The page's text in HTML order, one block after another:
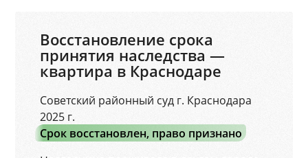
Восстановление срока
принятия наследства —
квартира в Краснодаре
Советский районный суд г. Краснодара
2025 г.
Срок восстановлен, право признано